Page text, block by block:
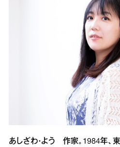
あしざわ・よう 作家。1984年、